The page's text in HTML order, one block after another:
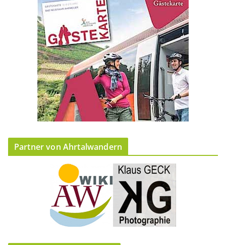
Partner von Ahrtalwandern